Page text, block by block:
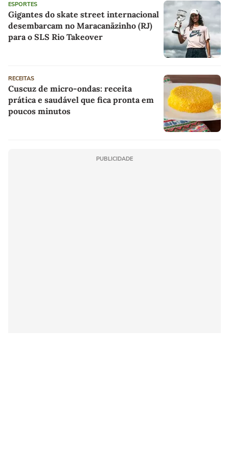
ESPORTES
Gigantes do skate street internacional
desembarcam no Maracanãzinho (RJ)
para o SLS Rio Takeover
RECEITAS
Cuscuz de micro-ondas: receita
prática e saudável que fica pronta em
poucos minutos
PUBLICIDADE